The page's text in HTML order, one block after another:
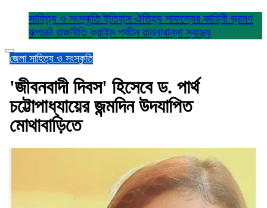
সাহিত্য ও সংস্কৃতিইতিহাস ঐতিহ্য সাফল্যের কাহিনীভ্রমণ
রূপচর্চা রাজনীতিক্রাইম পর্যটন রান্নাবান্নাস্বাস্থ্য
জেলা সাহিত্য ও সংস্কৃতি
'জীবনবাদী দিবস' হিসেবে ড. পার্থ
চট্টোপাধ্যায়ের জন্মদিন উদযাপিত
মোথাবাড়িতে